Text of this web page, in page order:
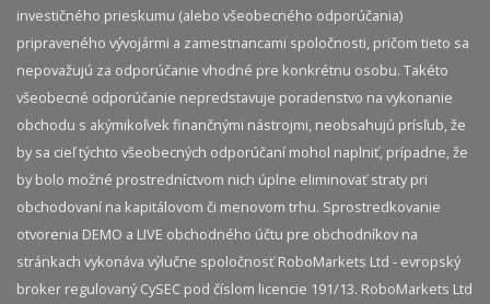
investičného prieskumu (alebo všeobecného odporúčania)
pripraveného vývojármi a zamestnancami spoločnosti, pričom tieto sa
nepovažujú za odporúčanie vhodné pre konkrétnu osobu. Takéto
všeobecné odporúčanie nepredstavuje poradenstvo na vykonanie
obchodu s akýmikoľvek finančnými nástrojmi, neobsahujú prísľub, že
by sa cieľ týchto všeobecných odporúčaní mohol naplniť, prípadne, že
by bolo možné prostredníctvom nich úplne eliminovať straty pri
obchodovaní na kapitálovom či menovom trhu. Sprostredkovanie
otvorenia DEMO a LIVE obchodného účtu pre obchodníkov na
stránkach vykonáva výlučne spoločnosť RoboMarkets Ltd - evropský
broker regulovaný CySEC pod číslom licencie 191/13. RoboMarkets Ltd